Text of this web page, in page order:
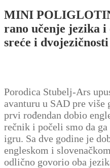
MINI
rano učenje jezika
sreće i
Porodica Stubelj-Ars
avanturu u SAD pre više
prvi rođendan dobio
rečnik i počeli smo da
igru. Sa dve godine je
engleskom i
odlično govorio oba